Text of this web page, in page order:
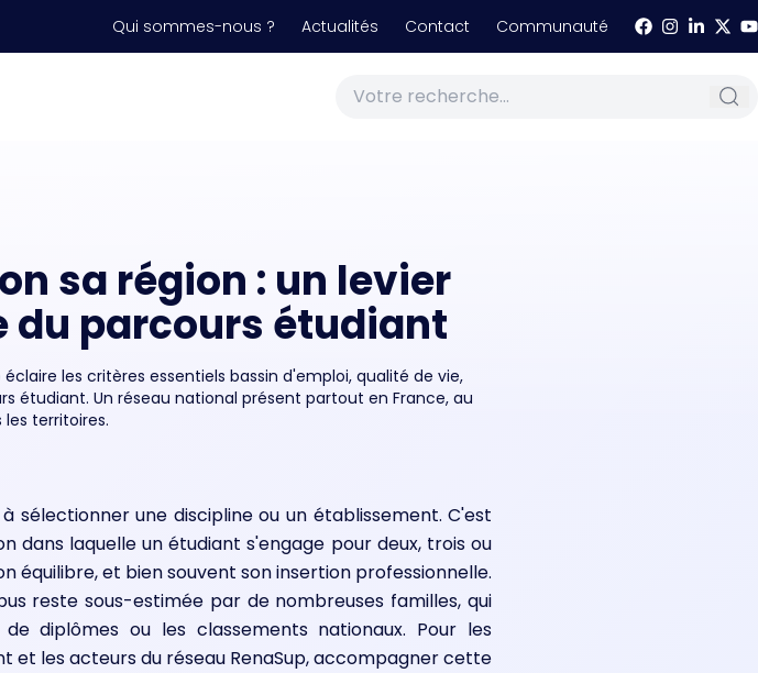
Qui sommes-nous ? Actualités Contact Communauté
sa région : un levier
du parcours étudiant
les critères essentiels bassin d'emploi, qualité de vie,
étudiant. Un réseau national présent partout en France, au
territoires.
sélectionner une discipline ou un établissement. C'est
dans laquelle un étudiant s'engage pour deux, trois ou
équilibre, et bien souvent son insertion professionnelle.
reste sous-estimée par de nombreuses familles, qui
diplômes ou les classements nationaux. Pour les
et les acteurs du réseau RenaSup, accompagner cette